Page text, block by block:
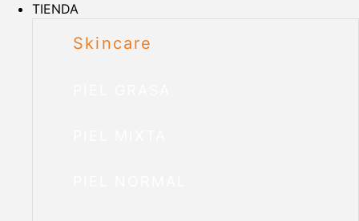
TIENDA
Skincare